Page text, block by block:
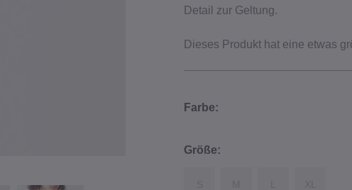
Detail zur Geltung.
Dieses Produkt hat eine etwas
Farbe:
Größe: